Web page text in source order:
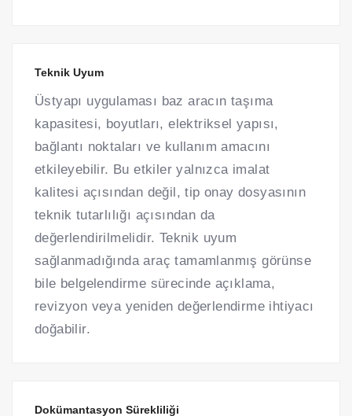
Teknik Uyum
Üstyapı uygulaması baz aracın taşıma
kapasitesi, boyutları, elektriksel yapısı,
bağlantı noktaları ve kullanım amacını
etkileyebilir. Bu etkiler yalnızca imalat
kalitesi açısından değil, tip onay dosyasının
teknik tutarlılığı açısından da
değerlendirilmelidir. Teknik uyum
sağlanmadığında araç tamamlanmış görünse
bile belgelendirme sürecinde açıklama,
revizyon veya yeniden değerlendirme ihtiyacı
doğabilir.
Dokümantasyon Sürekliliği